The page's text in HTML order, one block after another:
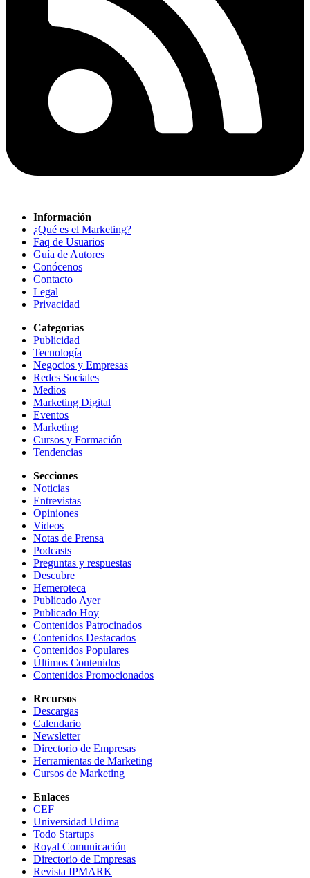
Información
¿Qué es el Marketing?
Faq de Usuarios
Guía de Autores
Conócenos
Contacto
Legal
Privacidad
Categorías
Publicidad
Tecnología
Negocios y Empresas
Redes Sociales
Medios
Marketing Digital
Eventos
Marketing
Cursos y Formación
Tendencias
Secciones
Noticias
Entrevistas
Opiniones
Videos
Notas de Prensa
Podcasts
Preguntas y respuestas
Descubre
Hemeroteca
Publicado Ayer
Publicado Hoy
Contenidos Patrocinados
Contenidos Destacados
Contenidos Populares
Últimos Contenidos
Contenidos Promocionados
Recursos
Descargas
Calendario
Newsletter
Directorio de Empresas
Herramientas de Marketing
Cursos de Marketing
Enlaces
CEF
Universidad Udima
Todo Startups
Royal Comunicación
Directorio de Empresas
Revista IPMARK